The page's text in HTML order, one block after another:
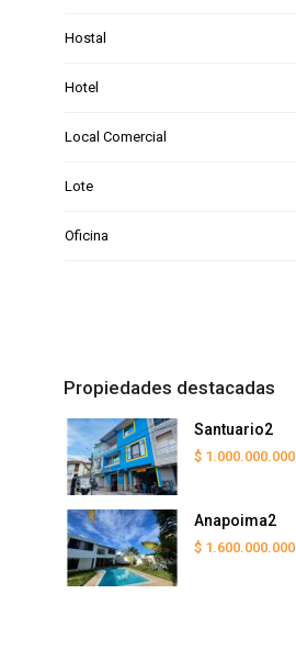
Hostal
Hotel
Local Comercial
Lote
Oficina
Propiedades destacadas
Santuario2
$ 1.000.000.000
Anapoima2
$ 1.600.000.000